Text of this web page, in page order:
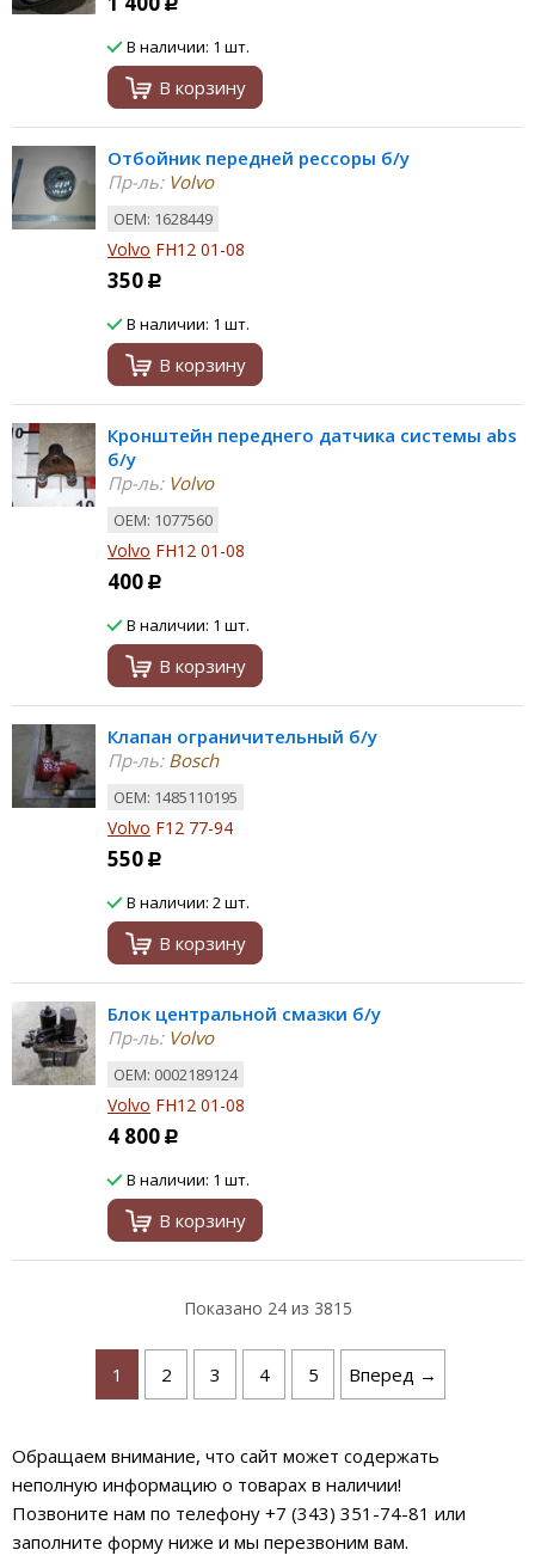
Р
В наличии: 1 шт.
В корзину
Отбойник передней рессоры б/у
Пр-ль:Volvo
ОЕМ: 1628449
Volvo FH12 01-08
350 Р
В наличии: 1 шт.
В корзину
Кронштейн переднего датчика системы abs
б/у
Пр-ль:Volvo
ОЕМ: 1077560
Volvo FH12 01-08
400 Р
В наличии: 1 шт.
В корзину
Клапан ограничительный б/у
Пр-ль:Bosch
ОЕМ: 1485110195
Volvo F12 77-94
550 Р
В наличии: 2 шт.
В корзину
Блок центральной смазки б/у
Пр-ль:Volvo
ОЕМ: 0002189124
Volvo FH12 01-08
4 800 Р
В наличии: 1 шт.
В корзину
Показано 24из 3815
1 2 3 4 5 Вперед →
Обращаем внимание, что сайт может содержать
неполную информацию о товарах в наличии!
Позвоните нам по телефону +7 (343) 351-74-81 или
заполните форму ниже и мы перезвоним вам.